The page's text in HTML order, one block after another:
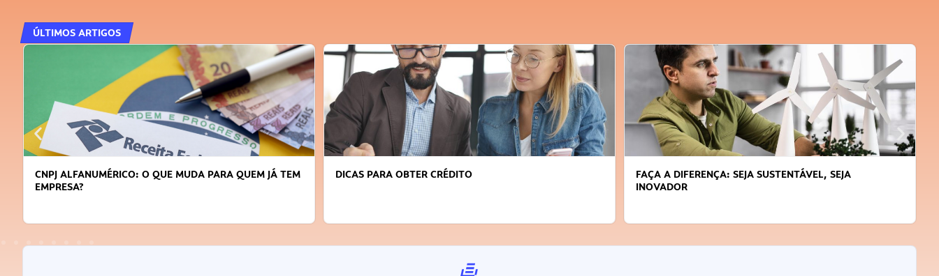
ÚLTIMOS ARTIGOS
DICAS PARA OBTER CRÉDITO
FAÇA A DIFERENÇA: SEJA SUSTENTÁVEL, SEJA
APRENDA A GERENCIAR O SEU TEMPO